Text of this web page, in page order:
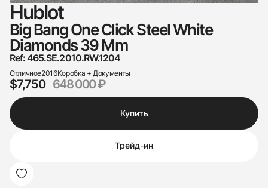
Hublot
Big Bang One Click Steel White
Diamonds 39 Mm
Ref: 465.SE.2010.RW.1204
Отличное2016Коробка + Документы
$7,750 648 000 ₽
Купить
Трейд-ин